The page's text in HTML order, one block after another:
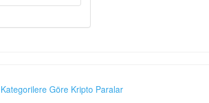
Kategorilere Göre Kripto Paralar